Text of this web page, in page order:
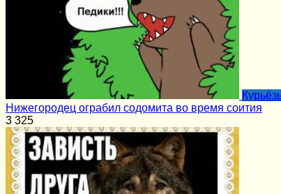
Нижегородец ограбил содомита во время соития
3 325